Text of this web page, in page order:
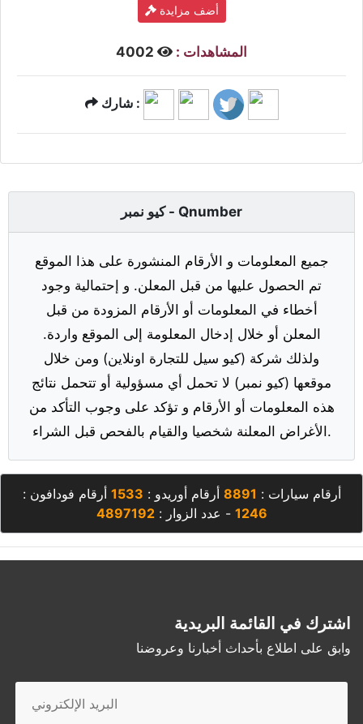
أضف مزايدة
المشاهدات :
شارك :
كيو نمبر - Qnumber
جميع المعلومات و الأرقام المنشورة على هذا الموقع
تم الحصول عليها من قبل المعلن. و إحتمالية وجود
أخطاء في المعلومات أو الأرقام المزودة من قبل
المعلن أو خلال إدخال المعلومة إلى الموقع واردة.
ولذلك شركة (كيو سيل للتجارة اونلاين) ومن خلال
موقعها (كيو نمبر) لا تحمل أي مسؤولية أو تتحمل نتائج
هذه المعلومات أو الأرقام و تؤكد على وجوب التأكد من
الأغراض المعلنة شخصيا والقيام بالفحص قبل الشراء.
أرقام سيارات : 8891 أرقام أوريدو : 1533 أرقام فودافون :
1246 - عدد الزوار :4897192
اشترك في القائمة البريدية
وابق على اطلاع بأحداث أخبارنا وعروضنا